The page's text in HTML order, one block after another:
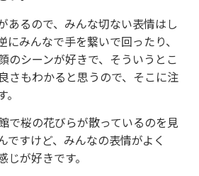
あるので、みんな切ない表情はし
にみんなで手を繋いで回ったり、
のシーンが好きで、そういうとこ
さもわかると思うので、そこに注
で桜の花びらが散っているのを見
ですけど、みんなの表情がよく
が好きです。